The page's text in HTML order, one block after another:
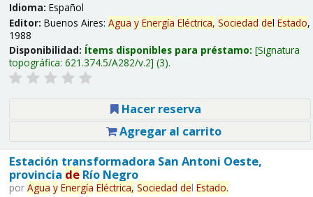
Idioma: Español
Editor: Buenos Aires: Agua y Energía Eléctrica, Sociedad del Estado,
1988
Disponibilidad: Ítems disponibles para préstamo: Signatura
topográfica: 621.374.5/A282/v.2 (3).
Hacer reserva
Agregar al carrito
Estación transformadora San Antoni Oeste,
provincia deRío Negro
por Agua y Energía Eléctrica, Sociedad del Estado.